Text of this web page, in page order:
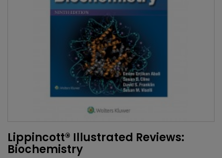
Lippincott® Illustrated Reviews:
Biochemistry